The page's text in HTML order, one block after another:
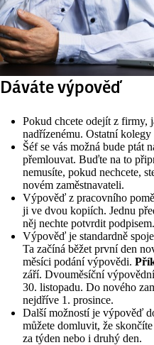
Dáváte výpověď
Pokud chcete odejít z firmy,
nadřízenému. Ostatní
Šéf se vás možná bude ptát
přemlouvat. Buďte na to
nemusíte, pokud nechcete,
novém zaměstnavateli.
Výpověď z pracovního
ji ve dvou kopiích. Jednu
něj nechte potvrdit podpisem.
Výpověď je standardně
Ta začíná běžet první den
měsíci podání výpovědi.
září. Dvouměsíční
30. listopadu. Do nového
nejdříve 1. prosince.
Další možností je výpověď
můžete domluvit, že
za týden nebo i druhý den.